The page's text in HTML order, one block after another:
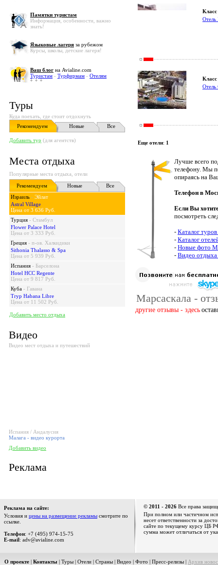
Памятки туристам
Информация, особенности, важно
знать!
Языковые лагеря за рубежом
Курсы, школы, детские лагеря!
Ваш блог на Avialine.com
Туристам - Турфирмам - Отелям
Туры
Куда поехать, где стоит отдохнуть
Рекомендуем
Новые Все
Добавить тур (для агентств)
Места отдыха
Популярные места отдыха, отели
Рекомендуем
Новые
Все
Израиль - Эйлат
Astral Village
Цена от 3 636 Руб.
Турция - Стамбул
Flower Palace Hotel
Цена от 3 333 Руб.
Греция - п-ов. Халкидики
Sithonia Thalasso & Spa
Цена от 5 939 Руб.
Испания - Барселона
Hotel HCC Regente
Цена от 9 817 Руб.
Куба - Гавана
Tryp Habana Libre
Цена от 11 502 Руб.
Добавить место отдыха
Видео
Видео мест отдыха и путешествий
Испания / Андалусия
Малага - видео курорта
Добавить видео
Реклама
Отель
Отель
Еще отели: 1
Лучше всего
телефону. Мы
опираясь на
Телефон в
Если Вы
посмотреть
- Каталог
- Каталог
- Новые фото
- Видео отдыха
Марсаскала -
другие отзывы - здесь
Реклама на сайте:
Условия и цены на размещение рекламы смотрите по
ссылке.
Телефон: +7 (495) 974-15-75
E-mail: adv@avialine.com
© 2011 - 2026 Все права
При полном или частичном
несет ответственности за
сайте по текущему курсу ЦБ
сумма может отличаться от
О проекте | Контакты | Туры | Отели | Страны | Видео | Фото | Пресс-релизы | Архив